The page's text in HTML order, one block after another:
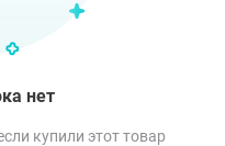
нет
купили этот товар